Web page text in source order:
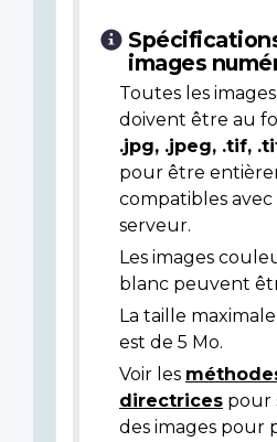
images
Toutes les
doivent être au
.jpg, .jpeg, .tif,
pour être
compatibles
serveur.
Les images
blanc peuvent
La taille
est de 5 Mo.
Voir les
directrices pour
des images pour